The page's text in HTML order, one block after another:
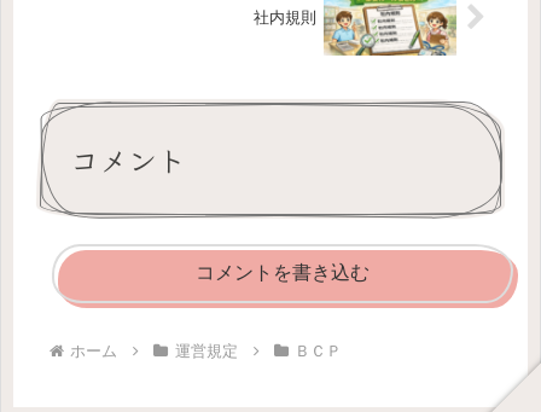
社内規則
コメント
コメントを書き込む
ホーム 運営規定 ＢＣＰ